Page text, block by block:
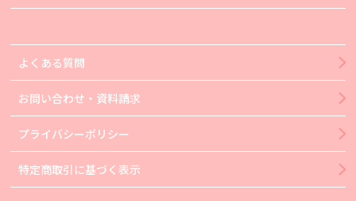
よくある質問
お問い合わせ・資料請求
プライバシーポリシー
特定商取引に基づく表示